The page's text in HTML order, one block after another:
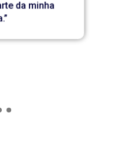
da minha